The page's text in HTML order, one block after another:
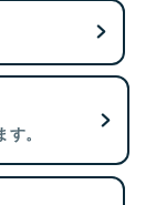
。